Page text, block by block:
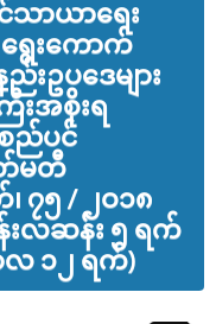
ာယာ‌ရေး
ေး‌ကောက်
းဥပ‌ဒေများ
းအစိုးရ
ည်ပင်
ာ်မတီ
၇၅ / ၂ဝ၁၈
းလဆန်း ၅ ရက်
လ ၁၂ ရက်)